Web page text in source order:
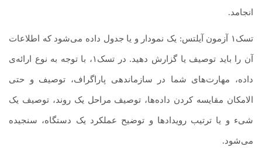
انجامد.
تسک۱ آزمون آیلتس: یک نمودار و یا جدول داده می‌شود که اطلاعات
آن را باید توصیف یا گزارش دهید. در تسک۱، با توجه به نوع ارائه‌ی
داده، مهارت‌های شما در سازماندهی پاراگراف، توصیف و حتی
الامکان مقایسه کردن داده‌ها، توصیف مراحل یک روند، توصیف یک
شیء و یا ترتیب رویدادها و توضیح عملکرد یک دستگاه، سنجیده
می‌شود.